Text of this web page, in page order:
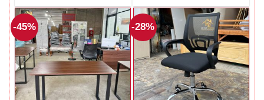
là:
4,150,000₫.
tại
là:
2,450,000₫.
là:
2,500,000₫.
tại
là:
-45% -28%